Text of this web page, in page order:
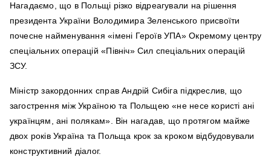
Нагадаємо, що в Польщі різко відреагували на рішення
президента України Володимира Зеленського присвоїти
почесне найменування «імені Героїв УПА» Окремому центру
спеціальних операцій «Північ» Сил спеціальних операцій
ЗСУ.
Міністр закордонних справ Андрій Сибіга підкреслив, що
загострення між Україною та Польщею «не несе користі ані
українцям, ані полякам». Він нагадав, що протягом майже
двох років Україна та Польща крок за кроком відбудовували
конструктивний діалог.